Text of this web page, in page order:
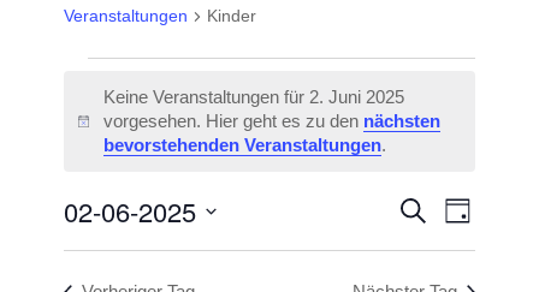
Veranstaltungen Kinder
für
2025
Hinweis
Keine Veranstaltungen für 2. Juni 2025
vorgesehen. Hier geht es zu den nächsten
bevorstehenden Veranstaltungen.
Suche
und
Suche
Tag
02-06-2025